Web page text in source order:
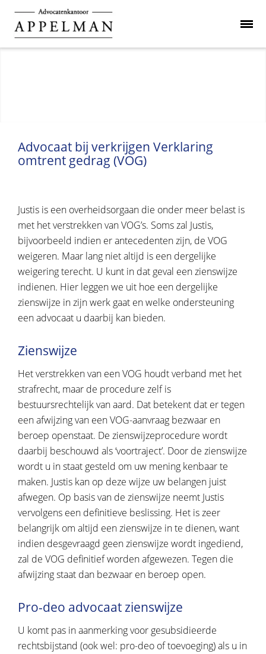
Advocaat bij verkrijgen Verklaring
omtrent gedrag (VOG)
Justis is een overheidsorgaan die onder meer belast is
met het verstrekken van VOG’s. Soms zal Justis,
bijvoorbeeld indien er antecedenten zijn, de VOG
weigeren. Maar lang niet altijd is een dergelijke
weigering terecht. U kunt in dat geval een zienswijze
indienen. Hier leggen we uit hoe een dergelijke
zienswijze in zijn werk gaat en welke ondersteuning
een advocaat u daarbij kan bieden.
Zienswijze
Het verstrekken van een VOG houdt verband met het
strafrecht, maar de procedure zelf is
bestuursrechtelijk van aard. Dat betekent dat er tegen
een afwijzing van een VOG-aanvraag bezwaar en
beroep openstaat. De zienswijzeprocedure wordt
daarbij beschouwd als ‘voortraject’. Door de zienswijze
wordt u in staat gesteld om uw mening kenbaar te
maken. Justis kan op deze wijze uw belangen juist
afwegen. Op basis van de zienswijze neemt Justis
vervolgens een definitieve beslissing. Het is zeer
belangrijk om altijd een zienswijze in te dienen, want
indien desgevraagd geen zienswijze wordt ingediend,
zal de VOG definitief worden afgewezen. Tegen die
afwijzing staat dan bezwaar en beroep open.
Pro-deo advocaat zienswijze
U komt pas in aanmerking voor gesubsidieerde
rechtsbijstand (ook wel: pro-deo of toevoeging) als u in